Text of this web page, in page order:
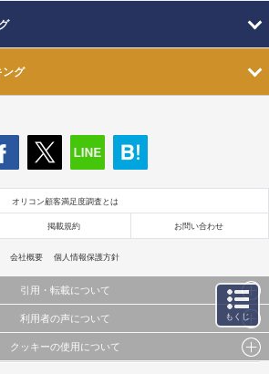
ング
オリコン顧客満足度調査とは
掲載規約 お問い合わせ
会社概要 個人情報保護方針
引用・転載について
文字、写真、イラスト、画像データ等）及びこれらの配置・
無断転載・複製などの二次利用を行うことは固く禁じており
利用者の声について
べてサービスの利用者が提出された見解・感想です。
クッキーの使用について
もくじ